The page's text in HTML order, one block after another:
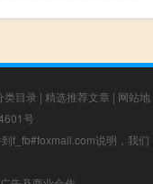
类目录 | 精选推荐文章 | 网站地
号
f_fb#foxmail.com说明，我们